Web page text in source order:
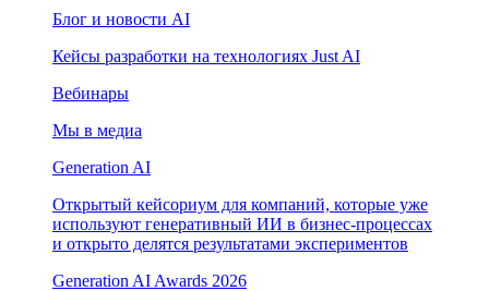
Блог и новости AI
Кейсы разработки на технологиях Just AI
Вебинары
Мы в медиа
Generation AI
Открытый кейсориум для компаний, которые уже
используют генеративный ИИ в бизнес-процессах
и открыто делятся результатами экспериментов
Generation AI Awards 2026